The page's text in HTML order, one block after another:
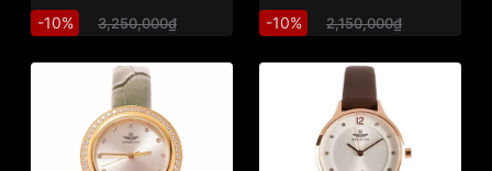
-10% 3,250,000₫ -10% 2,150,000₫